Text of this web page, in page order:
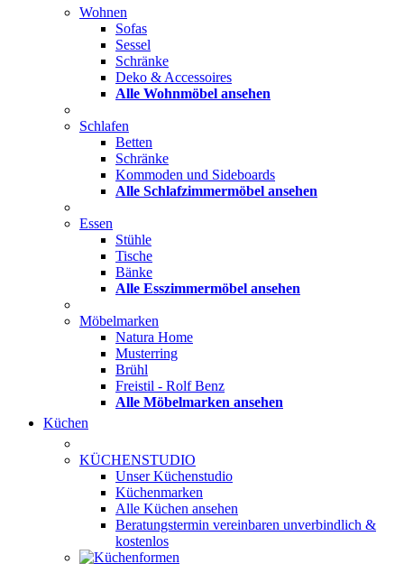
Wohnen
Sofas
Sessel
Schränke
Deko & Accessoires
Alle Wohnmöbel ansehen
Schlafen
Betten
Schränke
Kommoden und Sideboards
Alle Schlafzimmermöbel ansehen
Essen
Stühle
Tische
Bänke
Alle Esszimmermöbel ansehen
Möbelmarken
Natura Home
Musterring
Brühl
Freistil - Rolf Benz
Alle Möbelmarken ansehen
Küchen
KÜCHENSTUDIO
Unser Küchenstudio
Küchenmarken
Alle Küchen ansehen
Beratungstermin vereinbaren unverbindlich &
kostenlos